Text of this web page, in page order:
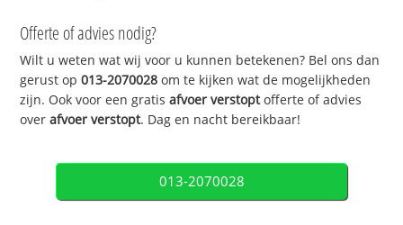
Offerte of advies nodig?
Wilt u weten wat wij voor u kunnen betekenen? Bel ons dan
gerust op013-2070028 om te kijken wat de mogelijkheden
zijn. Ook voor een gratisafvoer verstoptofferte of advies
overafvoer verstopt. Dag en nacht bereikbaar!
013-2070028